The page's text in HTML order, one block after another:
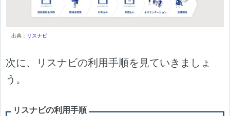
出典： リスナビ
次に、リスナビの利用手順を見ていきましょ
う。
リスナビの利用手順